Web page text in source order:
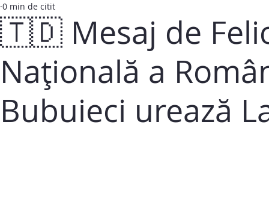
🇹🇩 Mesaj de
Națională a
Bubuieci urează
0 min de citit